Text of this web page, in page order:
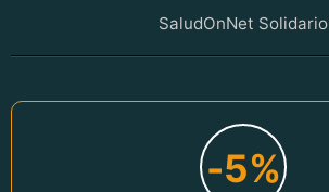
SaludOnNet Solidario
-5%